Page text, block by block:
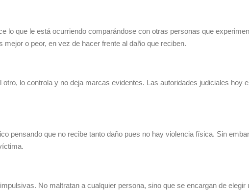
lo que le está ocurriendo comparándose con otras personas que
o peor, en vez de hacer frente al daño que reciben.
lo controla y no deja marcas evidentes. Las autoridades judiciales
pensando que no recibe tanto daño pues no hay violencia física. Sin
No maltratan a cualquier persona, sino que se encargan de